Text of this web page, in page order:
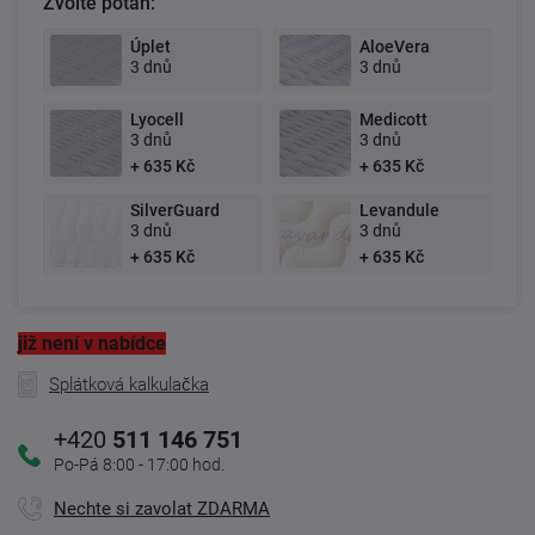
Úplet
3 dnů
AloeVera
3 dnů
Lyocell
3 dnů
+ 635 Kč
Medicott
3 dnů
+ 635 Kč
SilverGuard
3 dnů
+ 635 Kč
Levandule
3 dnů
+ 635 Kč
již není v nabídce
Splátková kalkulačka
+420 511 146 751
Po-Pá 8:00 - 17:00 hod.
Nechte si zavolat ZDARMA